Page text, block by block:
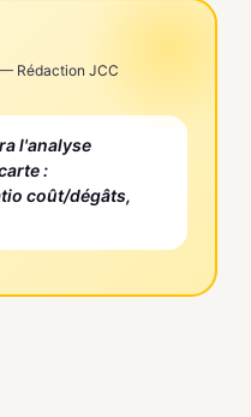
Rédaction JCC
l'analyse
:
coût/dégâts,